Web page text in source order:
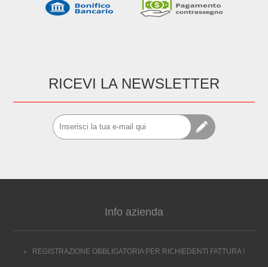
RICEVI LA NEWSLETTER
Info azienda
REGISTRAZIONE OBBLIGATORIA PER RICHIEDENTI FATTURA !